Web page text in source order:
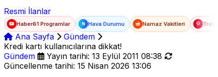
Resmi İlanlar
Haber61 Programlar N Hava Durumu Namaz Vakitleri
Ana Sayfa
Gündem
Kredi kartı kullanıcılarına dikkat!
Gündem
Yayın tarihi: 13 Eylül 2011 08:38
Güncellenme tarihi: 15 Nisan 2026 13:06